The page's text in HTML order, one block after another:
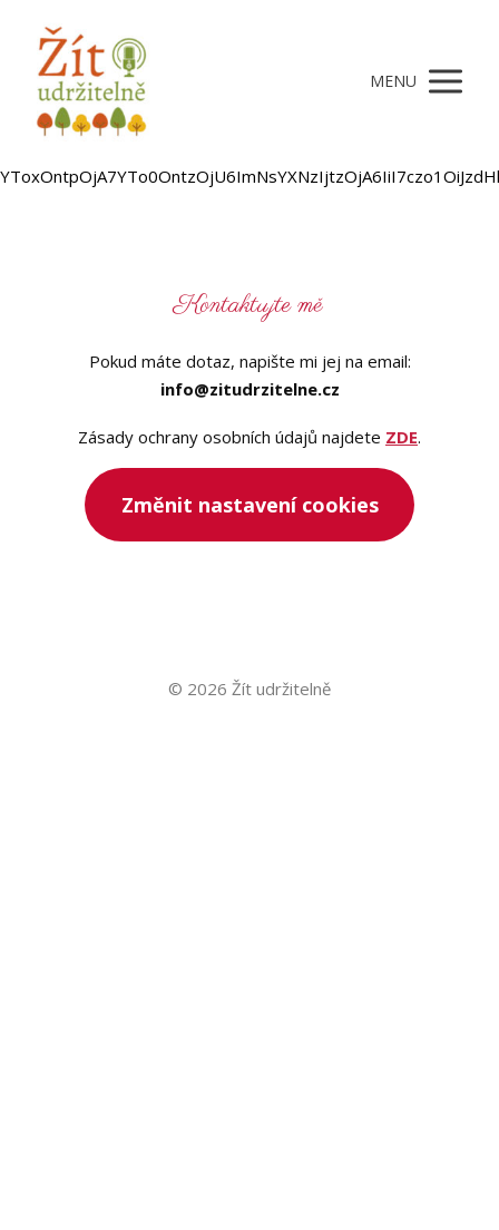
MENU
Kontaktujte mě
Pokud máte dotaz, napište mi jej na email:
info@zitudrzitelne.cz
Zásady ochrany osobních údajů najdete ZDE.
Změnit nastavení cookies
© 2026 Žít udržitelně